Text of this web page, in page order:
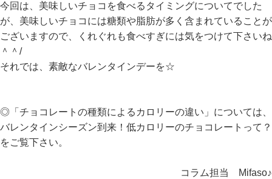
今回は、美味しいチョコを食べるタイミングについてでした
が、美味しいチョコには糖類や脂肪が多く含まれていることが
ございますので、くれぐれも食べすぎには気をつけて下さいね
＾＾/
それでは、素敵なバレンタインデーを☆
◎「チョコレートの種類によるカロリーの違い」については、
バレンタインシーズン到来！低カロリーのチョコレートって？
をご覧下さい。
コラム担当 Mifaso♪